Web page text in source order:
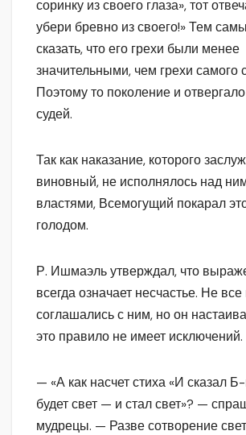
соринку из своего глаза», тот
убери бревно из своего!» Тем
сказать, что его грехи были менее
значительными, чем грехи самого
Поэтому то поколение и
судей.
Так как наказание, которого
виновный, не исполнялось над
властями, Всемогущий покарал
голодом.
Р. Ишмаэль утверждал, что
всегда означает несчастье. Не
соглашались с ним, но он
это правило не имеет исключений.
— «А как насчет стиха «И сказал Б-
будет свет — и стал свет»? —
мудрецы. — Разве сотворение